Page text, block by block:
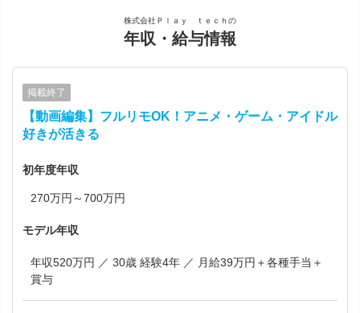
株式会社Ｐｌａｙ ｔｅｃｈの
年収・給与情報
掲載終了
【動画編集】フルリモOK！アニメ・ゲーム・アイドル
好きが活きる
初年度年収
270万円～700万円
モデル年収
年収520万円 ／ 30歳 経験4年 ／ 月給39万円＋各種手当＋
賞与